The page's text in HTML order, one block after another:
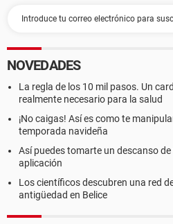
NOVEDADES
La regla de los 10 mil pasos. Un
realmente necesario para la salud
¡No caigas! Así es como te
temporada navideña
Así puedes tomarte un descanso
aplicación
Los científicos descubren una red
antigüedad en Belice